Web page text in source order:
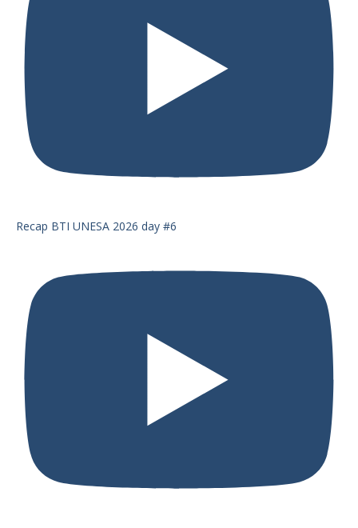
Recap BTI UNESA 2026 day #6